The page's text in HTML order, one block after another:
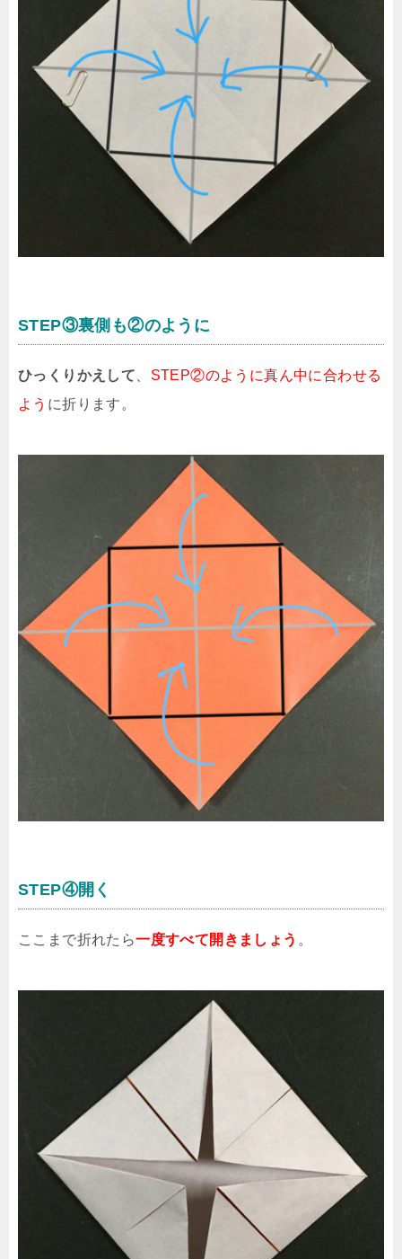
STEP③裏側も②のように
ひっくりかえして
STEP②のように真ん中に合わせる
よう に折ります。
STEP④開く
ここまで折れたら一度すべて開きましょう 。